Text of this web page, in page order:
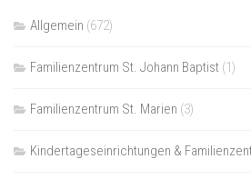
Allgemein (672)
Familienzentrum St. Johann Baptist (1)
Familienzentrum St. Marien (3)
Kindertageseinrichtungen &